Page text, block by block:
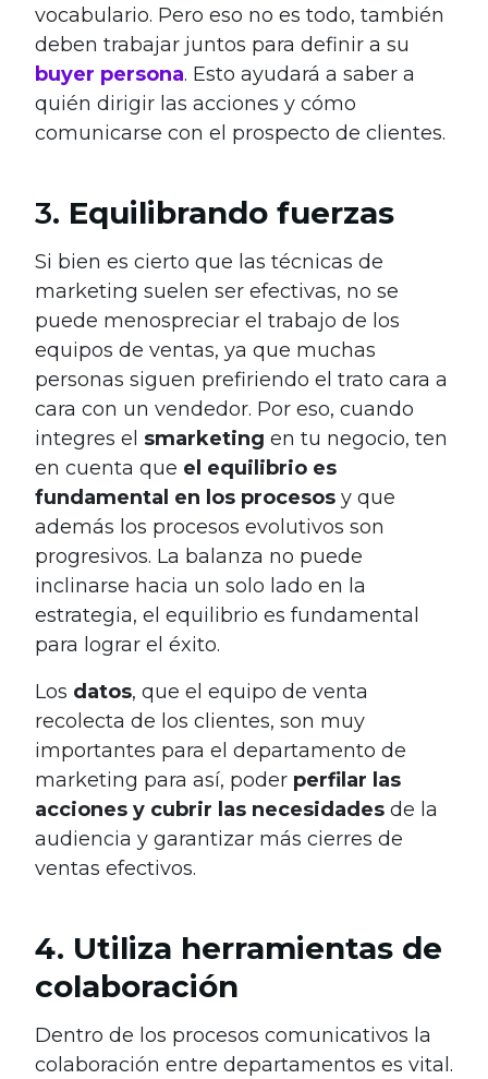
vocabulario. Pero eso no es todo, también
deben trabajar juntos para definir a su
buyer persona. Esto ayudará a saber a
quién dirigir las acciones y cómo
comunicarse con el prospecto de clientes.
3. Equilibrando fuerzas
Si bien es cierto que las técnicas de
marketing suelen ser efectivas, no se
puede menospreciar el trabajo de los
equipos de ventas, ya que muchas
personas siguen prefiriendo el trato cara a
cara con un vendedor. Por eso, cuando
integres el smarketing en tu negocio, ten
en cuenta que el equilibrio es
fundamental en los procesos y que
además los procesos evolutivos son
progresivos. La balanza no puede
inclinarse hacia un solo lado en la
estrategia, el equilibrio es fundamental
para lograr el éxito.
Los datos, que el equipo de venta
recolecta de los clientes, son muy
importantes para el departamento de
marketing para así, poder perfilar las
acciones y cubrir las necesidades de la
audiencia y garantizar más cierres de
ventas efectivos.
4. Utiliza herramientas de
colaboración
Dentro de los procesos comunicativos la
colaboración entre departamentos es vital.